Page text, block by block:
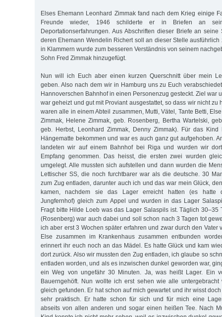
Elses Ehemann Leonhard Zimmak fand nach dem Krieg einige
Freunde wieder, 1946 schilderte er in Briefen an
Deportationserfahrungen. Aus Abschriften dieser Briefe an
deren Ehemann Wendelin Richert soll an dieser Stelle ausführlich
in Klammern wurde zum besseren Verständnis von seinem
Sohn Fred Zimmak hinzugefügt.
Nun will ich Euch aber einen kurzen Querschnitt über mein
geben. Also nach dem wir in Hamburg uns zu Euch
Hannoverschen Bahnhof in einen Personenzug gesteckt. Ziel war
war geheizt und gut mit Proviant ausgestattet, so dass wir nicht zu
waren alle in einem Abteil zusammen, Mutti, Vätel, Tante Betti,
Zimmak, Helene Zimmak, geb. Rosenberg, Bertha Wartelski,
geb. Herbst, Leonhard Zimmak, Denny Zimmak). Für das
Hängematte bekommen und war es auch ganz gut aufgehoben.
landeten wir auf einem Bahnhof bei Riga und wurden wir
Empfang genommen. Das heisst, die ersten zwei wurden
umgelegt. Alle mussten sich aufstellen und dann wurden die
Lettischer SS, die noch furchtbarer war als die deutsche. 30
zum Zug entladen, darunter auch ich und das war mein Glück,
kamen, nachdem sie das Lager erreicht hatten (es hatte
Jungfernhof) gleich zum Appel und wurden in das Lager
Fragt bitte Hilde Loeb was das Lager Salaspils ist. Täglich 30–35
(Rosenberg) war auch dabei und soll schon nach 3 Tagen tot
ich aber erst 3 Wochen später erfahren und zwar durch den Vater
Else zusammen im Krankenhaus zusammen entbunden
erinnert ihr euch noch an das Mädel. Es hatte Glück und kam
dort zurück. Also wir mussten den Zug entladen, ich glaube so
entladen worden, und als es inzwischen dunkel geworden war,
ein Weg von ungefähr 30 Minuten. Ja, was heißt Lager. Ein
Bauerngehöft. Nun wollte ich erst sehen wie alle
gleich gefunden. Er hat schon auf mich gewartet und ihr wisst
sehr praktisch. Er hatte schon für sich und für mich eine
abseits von allen anderen und sogar einen heißen Tee. Nach